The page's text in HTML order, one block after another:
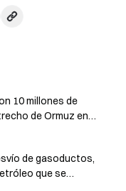
10 millones de
de Ormuz en
de gasoductos,
que se